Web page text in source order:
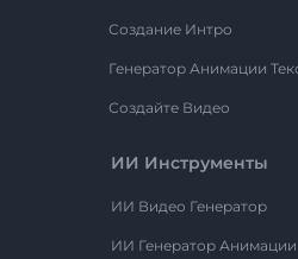
Создание Интро
Генератор Анимации
Создайте Видео
ИИ Инструменты
ИИ Видео Генератор
ИИ Генератор Анимации